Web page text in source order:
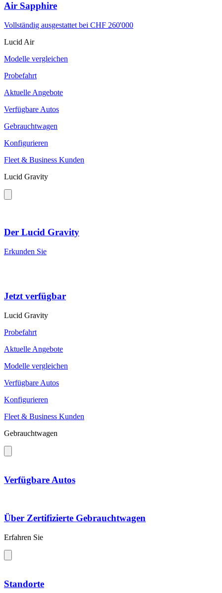
Air Sapphire
Vollständig ausgestattet bei CHF 260'000
Lucid Air
Modelle vergleichen
Probefahrt
Aktuelle Angebote
Verfügbare Autos
Gebrauchtwagen
Konfigurieren
Fleet & Business Kunden
Lucid Gravity
Der Lucid Gravity
Erkunden Sie
Jetzt verfügbar
Lucid Gravity
Probefahrt
Aktuelle Angebote
Modelle vergleichen
Verfügbare Autos
Konfigurieren
Fleet & Business Kunden
Gebrauchtwagen
Verfügbare Autos
Über Zertifizierte Gebrauchtwagen
Erfahren Sie
Standorte